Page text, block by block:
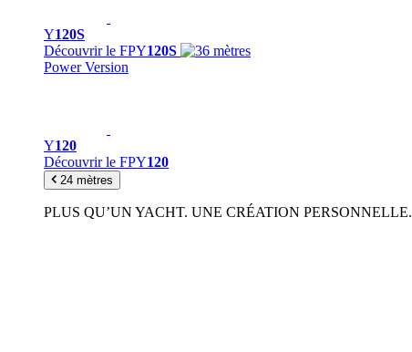
Y120S
Découvrir le FPY120S
Power Version
Y120
Découvrir le FPY120
24 mètres
PLUS QU’UN YACHT. UNE CRÉATION PERSONNELLE.